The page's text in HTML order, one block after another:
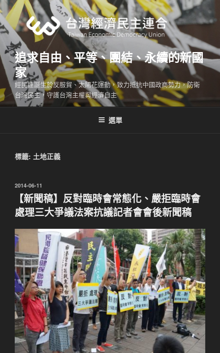
跳
至
主
內
容
追求自由、平等、團結、永續的新國
家
經民連誕生於反服貿、太陽花運動，致力抵抗中國政商勢力，防衛
台灣民主，守護台灣主權與經濟自主
選單
標籤: 土地正義
發
2014-06-11
【新聞稿】反對臨時會常態化、嚴拒臨時會
處理三大爭議法案抗議記者會會後新聞稿